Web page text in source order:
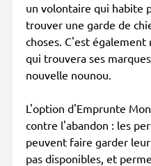
un volontaire qui habite
trouver une garde de
choses. C'est
qui trouvera ses
nouvelle nounou.
L'option d'Emprunte
contre l'abandon : les
peuvent faire garder
pas disponibles, et